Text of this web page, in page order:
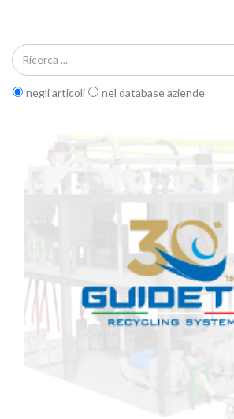
negli articoli nel database aziende